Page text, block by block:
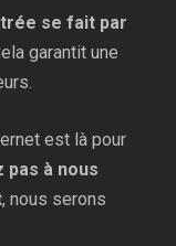
se fait par
garantit une
est là pour
pas à nous
, nous serons